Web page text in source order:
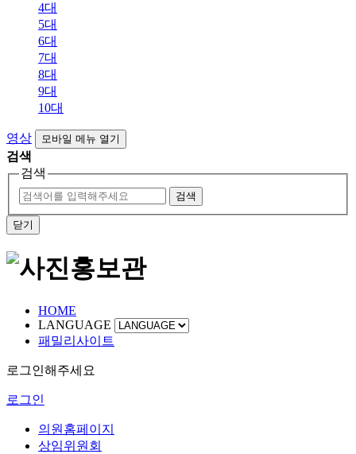
4대
5대
6대
7대
8대
9대
10대
영상 모바일 메뉴 열기
검색
검색
검색
닫기
HOME
LANGUAGE
패밀리사이트
로그인해주세요
로그인
의원홈페이지
상임위원회